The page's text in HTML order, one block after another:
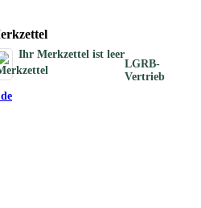
Ihr Merkzettel ist leer
LGRB-
Vertrieb